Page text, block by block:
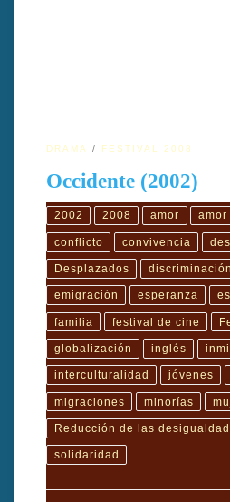
DRAMA FESTIVAL 2008
Occidente (2002)
2002 2008 amor amor
conflicto convivencia
Desplazados discriminación
emigración esperanza
familia festival de cine
globalización inglés
interculturalidad jóvenes
migraciones minorías
Reducción de las
solidaridad